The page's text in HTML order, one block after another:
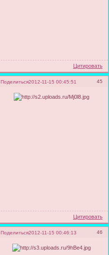
Цитировать
Поделиться 45
2012-11-15 00:45:51
Цитировать
Поделиться 46
2012-11-15 00:46:13